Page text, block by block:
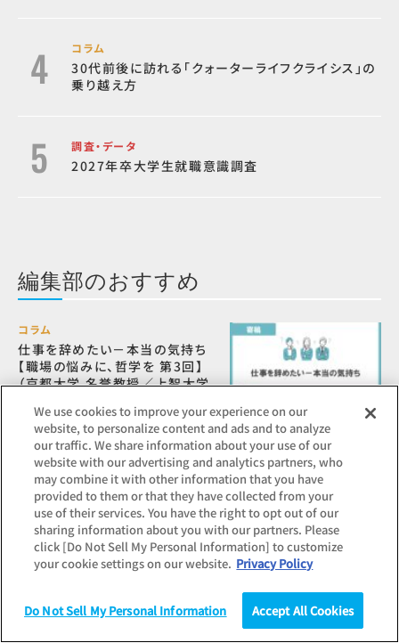
統計（データ） コラム
コラム
30代前後に訪れる「クォーターライフクライシス」の
乗り越え方
調査・データ
2027年卒大学生就職意識調査
編集部のおすすめ
コラム
仕事を辞めたい－本当の気持ち
【職場の悩みに、哲学を 第3回】
（京都大学 名誉教授／上智大学
直氏）
コラム
評価も給与も十分なはずなの
に、従業員が不満を抱くメカニズ
ム：相対的剝奪感
仕事ができないと周囲に思われ
We use cookies to improve your experience on our
website, to personalize content and ads and to analyze
our traffic. We share information about your use of our
website with our advertising and analytics partners, who
may combine it with other information that you have
provided to them or that they have collected from your
use of their services. You have the right to opt out of our
sharing information about you with our partners. Please
click [Do Not Sell My Personal Information] to customize
your cookie settings on our website. Privacy Policy
Do Not Sell My Personal Information Accept All Cookies